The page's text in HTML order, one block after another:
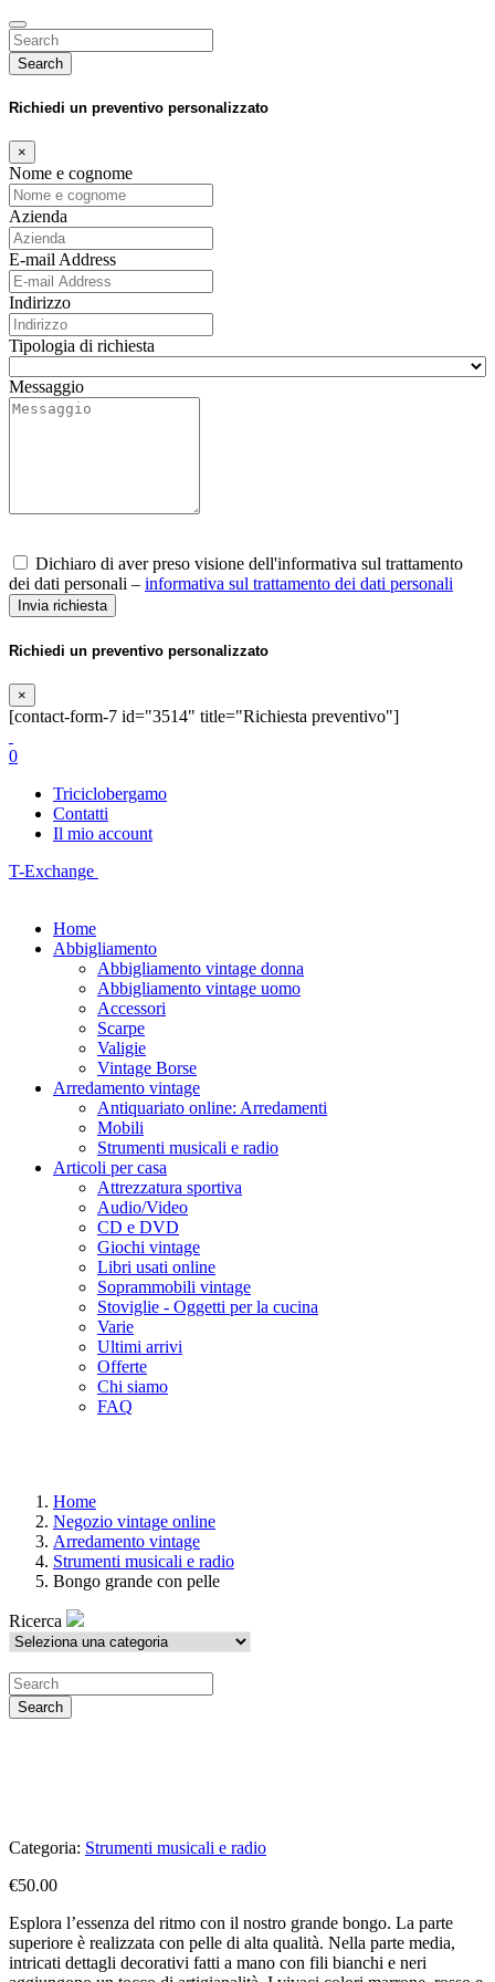
Search
Richiedi un preventivo personalizzato
×
Nome e cognome
Azienda
E-mail Address
Indirizzo
Tipologia di richiesta
Messaggio
Dichiaro di aver preso visione dell'informativa sul trattamento
dei dati personali – informativa sul trattamento dei dati personali
Richiedi un preventivo personalizzato
×
[contact-form-7 id="3514" title="Richiesta preventivo"]
0
Triciclobergamo
Contatti
Il mio account
T-Exchange
Home
Abbigliamento
Abbigliamento vintage donna
Abbigliamento vintage uomo
Accessori
Scarpe
Valigie
Vintage Borse
Arredamento vintage
Antiquariato online: Arredamenti
Mobili
Strumenti musicali e radio
Articoli per casa
Attrezzatura sportiva
Audio/Video
CD e DVD
Giochi vintage
Libri usati online
Soprammobili vintage
Stoviglie - Oggetti per la cucina
Varie
Ultimi arrivi
Offerte
Chi siamo
FAQ
Home
Negozio vintage online
Arredamento vintage
Strumenti musicali e radio
Bongo grande con pelle
Ricerca
Search
Categoria: Strumenti musicali e radio
€50.00
Esplora l’essenza del ritmo con il nostro grande bongo. La parte
superiore è realizzata con pelle di alta qualità. Nella parte media,
intricati dettagli decorativi fatti a mano con fili bianchi e neri